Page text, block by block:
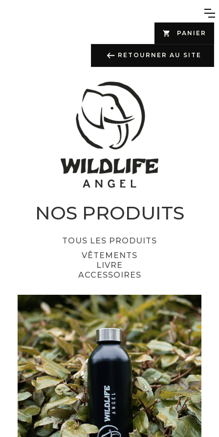
RETOURNER AU SITE
PANIER
NOS PRODUITS
TOUS LES PRODUITS
VÊTEMENTS
LIVRE
ACCESSOIRES